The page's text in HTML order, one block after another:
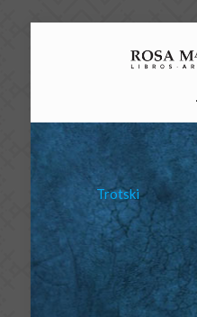
Trotski